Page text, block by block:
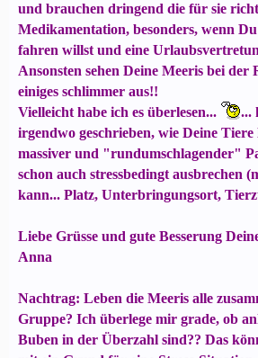
und brauchen dringend die für sie
Medikamentation, besonders, wenn
fahren willst und eine
Ansonsten sehen Deine Meeris bei
einiges schlimmer aus!!
Vielleicht habe ich es überlesen...
...
irgendwo geschrieben, wie Deine Tiere
massiver und "rundumschlagender"
schon auch stressbedingt ausbrechen
kann... Platz, Unterbringungsort,
Liebe Grüsse und gute Besserung
Anna
Nachtrag: Leben die Meeris alle
Gruppe? Ich überlege mir grade, ob
Buben in der Überzahl sind?? Das